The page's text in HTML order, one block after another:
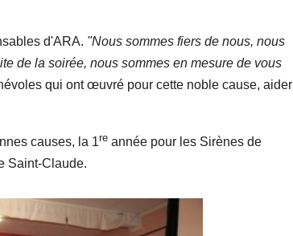
d'ARA. "Nous sommes fiers de nous, nous
de la soirée, nous sommes en mesure de vous
qui ont œuvré pour cette noble cause, aider
causes, la 1re année pour les Sirènes de
Saint-Claude.